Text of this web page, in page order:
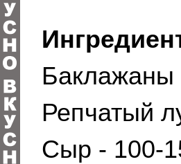
Баклажаны
Репчатый
Сыр - 100-